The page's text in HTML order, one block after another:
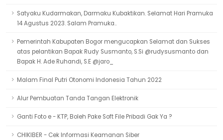
Satyaku Kudarmakan, Darmaku Kubaktikan. Selamat Hari Pramuka
14 Agustus 2023. Salam Pramuka..
Pemerintah Kabupaten Bogor mengucapkan Selamat dan Sukses
atas pelantikan Bapak Rudy Susmanto, S.Si @rudysusmanto dan
Bapak H. Ade Ruhandi, S.E @jaro_
Malam Final Putri Otonomi Indonesia Tahun 2022
Alur Pembuatan Tanda Tangan Elektronik
Ganti Foto e - KTP, Boleh Pake Soft File Pribadi Gak Ya ?
CHIKIBER - Cek Informasi Keamanan Siber